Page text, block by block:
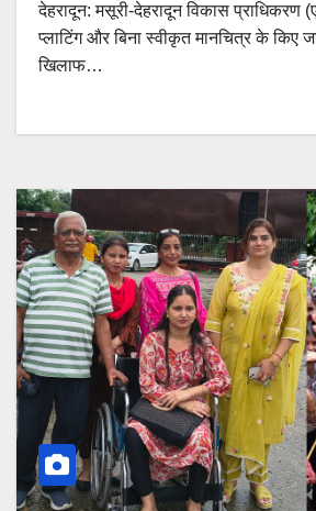
देहरादून: मसूरी-देहरादून विकास प्राधिकरण
प्लाटिंग और बिना स्वीकृत मानचित्र के किए जा
खिलाफ…